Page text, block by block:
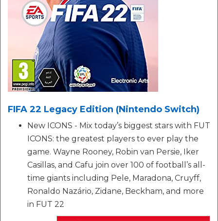
FIFA 22 Legacy Edition (Nintendo Switch)
New ICONS - Mix today’s biggest stars with FUT
ICONS: the greatest players to ever play the
game. Wayne Rooney, Robin van Persie, Iker
Casillas, and Cafu join over 100 of football’s all-
time giants including Pele, Maradona, Cruyff,
Ronaldo Nazário, Zidane, Beckham, and more
in FUT 22